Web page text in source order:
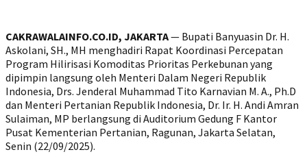
CAKRAWALAINFO.CO.ID, JAKARTA— Bupati Banyuasin Dr. H.
Askolani, SH., MH menghadiri Rapat Koordinasi Percepatan
Program Hilirisasi Komoditas Prioritas Perkebunan yang
dipimpin langsung oleh Menteri Dalam Negeri Republik
Indonesia, Drs. Jenderal Muhammad Tito Karnavian M. A., Ph.D
dan Menteri Pertanian Republik Indonesia, Dr. Ir. H. Andi Amran
Sulaiman, MP berlangsung di Auditorium Gedung F Kantor
Pusat Kementerian Pertanian, Ragunan, Jakarta Selatan,
Senin (22/09/2025).